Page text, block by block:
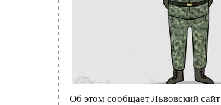
Об этом сообщает Львовский сайт